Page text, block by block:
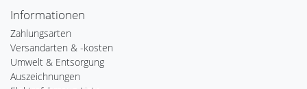
Informationen
Zahlungsarten
Versandarten & -kosten
Umwelt & Entsorgung
Auszeichnungen